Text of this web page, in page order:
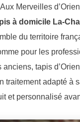
Merveilles
à domicile La-
du territoire
pour les
anciens, tapis
traitement adapté à
et personnalisé